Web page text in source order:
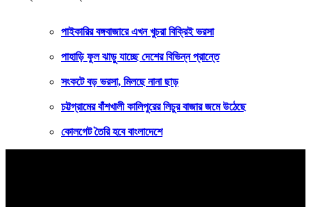
পাইকারির বঙ্গবাজারে এখন খুচরা বিক্রিই ভরসা
পাহাড়ি ফুল ঝাড়ু যাচ্ছে দেশের বিভিন্ন প্রান্তে
সংকটে বড় ভরসা, মিলছে নানা ছাড়
চট্টগ্রামের বাঁশখালী কালিপুরের লিচুর বাজার জমে উঠেছে
কোলগেট তৈরি হবে বাংলাদেশে